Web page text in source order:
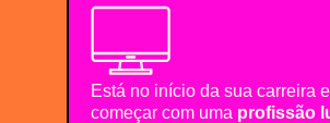
Está no início da sua carreira
começar com uma profissão